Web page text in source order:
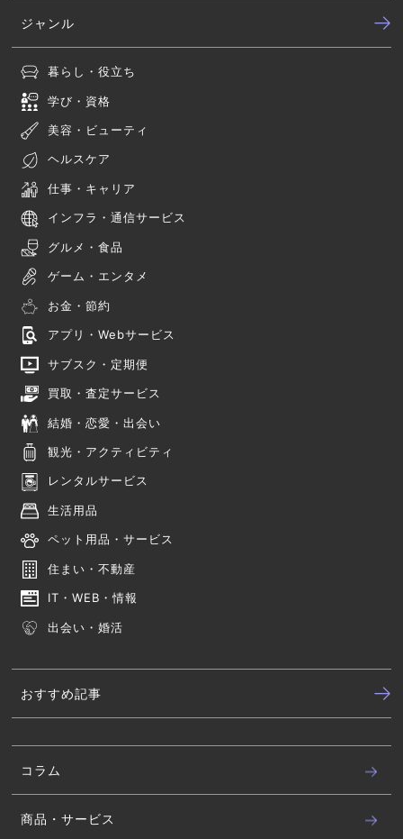
ジャンル
暮らし・役立ち
学び・資格
美容・ビューティ
ヘルスケア
仕事・キャリア
インフラ・通信サービス
グルメ・食品
ゲーム・エンタメ
お金・節約
アプリ・Webサービス
サブスク・定期便
買取・査定サービス
結婚・恋愛・出会い
観光・アクティビティ
レンタルサービス
生活用品
ペット用品・サービス
住まい・不動産
IT・WEB・情報
出会い・婚活
おすすめ記事
コラム
商品・サービス